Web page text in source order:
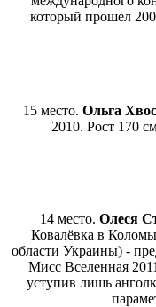
который прошел
15 место. Ольга
2010. Рост 170
14 место. Олеся
Ковалёвка в
области Украины) -
Мисс Вселенная
уступив лишь